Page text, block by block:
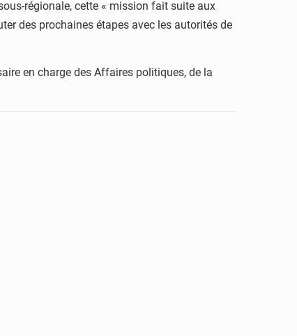
régionale, cette « mission fait suite aux
des prochaines étapes avec les autorités de
en charge des Affaires politiques, de la